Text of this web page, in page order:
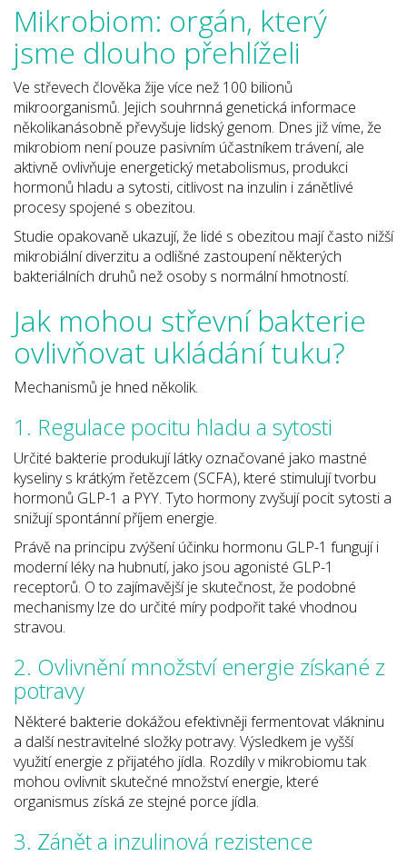
Mikrobiom: orgán, který
jsme dlouho přehlíželi
Ve střevech člověka žije více než 100 bilionů
mikroorganismů. Jejich souhrnná genetická informace
několikanásobně převyšuje lidský genom. Dnes již víme, že
mikrobiom není pouze pasivním účastníkem trávení, ale
aktivně ovlivňuje energetický metabolismus, produkci
hormonů hladu a sytosti, citlivost na inzulin i zánětlivé
procesy spojené s obezitou.
Studie opakovaně ukazují, že lidé s obezitou mají často nižší
mikrobiální diverzitu a odlišné zastoupení některých
bakteriálních druhů než osoby s normální hmotností.
Jak mohou střevní bakterie
ovlivňovat ukládání tuku?
Mechanismů je hned několik.
1. Regulace pocitu hladu a sytosti
Určité bakterie produkují látky označované jako mastné
kyseliny s krátkým řetězcem (SCFA), které stimulují tvorbu
hormonů GLP-1 a PYY. Tyto hormony zvyšují pocit sytosti a
snižují spontánní příjem energie.
Právě na principu zvýšení účinku hormonu GLP-1 fungují i
moderní léky na hubnutí, jako jsou agonisté GLP-1
receptorů. O to zajímavější je skutečnost, že podobné
mechanismy lze do určité míry podpořit také vhodnou
stravou.
2. Ovlivnění množství energie získané z
potravy
Některé bakterie dokážou efektivněji fermentovat vlákninu
a další nestravitelné složky potravy. Výsledkem je vyšší
využití energie z přijatého jídla. Rozdíly v mikrobiomu tak
mohou ovlivnit skutečné množství energie, které
organismus získá ze stejné porce jídla.
3. Zánět a inzulinová rezistence